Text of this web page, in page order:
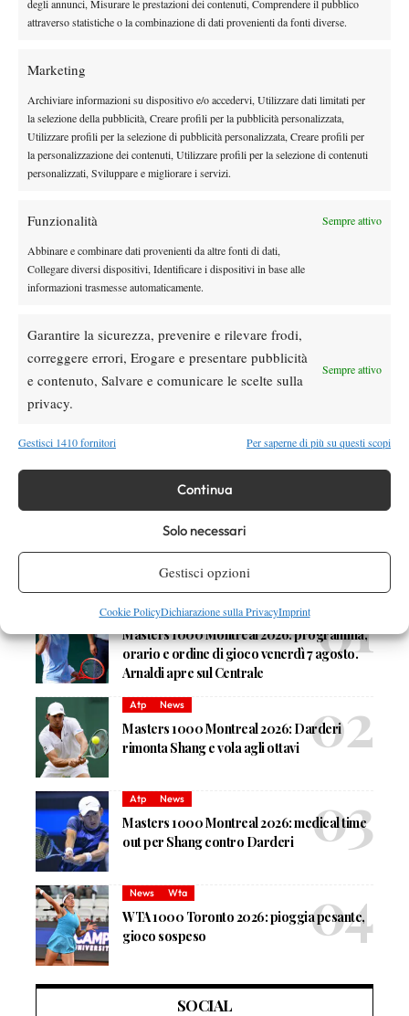
degli annunci, Misurare le prestazioni dei contenuti, Comprendere il pubblico
attraverso statistiche o la combinazione di dati provenienti da fonti diverse.
Marketing
Archiviare informazioni su dispositivo e/o accedervi, Utilizzare dati limitati per
la selezione della pubblicità, Creare profili per la pubblicità personalizzata,
Utilizzare profili per la selezione di pubblicità personalizzata, Creare profili per
la personalizzazione dei contenuti, Utilizzare profili per la selezione di contenuti
personalizzati, Sviluppare e migliorare i servizi.
Funzionalità Sempre attivo
Abbinare e combinare dati provenienti da altre fonti di dati,
Collegare diversi dispositivi, Identificare i dispositivi in base alle
informazioni trasmesse automaticamente.
Garantire la sicurezza, prevenire e rilevare frodi,
correggere errori, Erogare e presentare pubblicità
e contenuto, Salvare e comunicare le scelte sulla
privacy.
Sempre attivo
Gestisci 1410 fornitori Per saperne di più su questi scopi
Continua
Solo necessari
Gestisci opzioni
Cookie PolicyDichiarazione sulla PrivacyImprint
di essersi sottoposto a un’operazione mai effettuata prima su un
spalla gli è stato impiantato un
un donatore
Lo stesso australiano aveva spiegato di aver convissuto per anni
con tessuti danneggiati e cicatrici interne, arrivando persino a
pensare di smettere pur di uscire da quel ciclo infinito di brevi
rientri e nuove ricadute.
Alla vigilia del Roland Garros, Kokkinakis aveva raccontato di
non aver mai lavorato così duramente in carriera pur di
concedersi un’ultima possibilità ad alto livello. E guardando
a tutto il percorso fatto per tornare competitivo. Parigi gli ha
restituito una vittoria sofferta, sporca, emotiva. Forse imperfetta
tecnicamente, ma enorme dal punto di vista umano. Perché dopo
anni di infortuni, operazioni e dubbi,
il modo di ricordarlo a tutti.
DI TENDENZA
Atp News
Masters 1000 Montreal 2026: programma,
orario e ordine di gioco venerdì 7 agosto.
Arnaldi apre sul Centrale
Atp News
Masters 1000 Montreal 2026: Darderi
rimonta Shang e vola agli ottavi
Atp News
Masters 1000 Montreal 2026: medical time
out per Shang contro Darderi
News Wta
WTA 1000 Toronto 2026: pioggia pesante,
gioco sospeso
SOCIAL